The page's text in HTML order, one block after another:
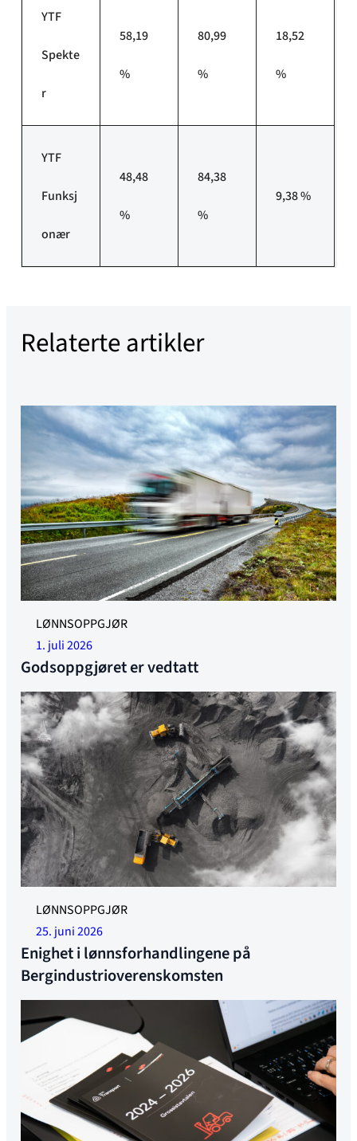
YTF
Spekte
r
58,19
%
80,99
%
18,52
%
YTF
Funksj
onær
48,48
%
84,38
%
9,38 %
Relaterte artikler
Illustrasjonsfoto
LØNNSOPPGJØR
1. juli 2026
Godsoppgjøret er vedtatt
LØNNSOPPGJØR
25. juni 2026
Enighet i lønnsforhandlingene på
Bergindustrioverenskomsten